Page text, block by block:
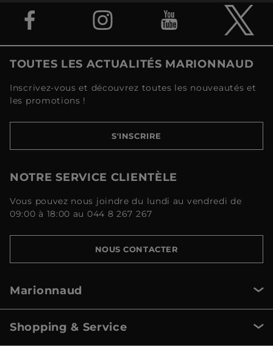
TOUTES LES ACTUALITÉS MARIONNAUD
Inscrivez-vous et découvrez toutes les nouveautés et
les promotions !
S'INSCRIRE
NOTRE SERVICE CLIENTÈLE
Vous pouvez nous joindre du lundi au vendredi de
09:00 à 18:00 au 044 8 267 267
NOUS CONTACTER
Marionnaud
Shopping & Service